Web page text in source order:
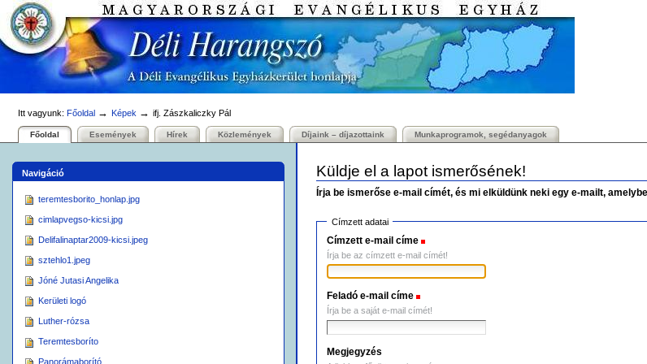
Tovább
tartalomhoz
|
Ugrás
Személyes
eszközök
Itt vagyunk: Főoldal →Képek →ifj. Zászkaliczky Pál
Bekezdések
Főoldal Események Hírek Közlemények Díjaink – díjazottaink Munkaprogramok, segédanyagok
Navigáció
teremtesborito_honlap.jpg
cimlapvegso-kicsi.jpg
Delifalinaptar2009-kicsi.jpeg
sztehlo1.jpeg
Jóné Jutasi Angelika
Kerületi logó
Luther-rózsa
Teremtesboríto
Panorámaborító
Küldje el a lapot ismerősének!
Írja be ismerőse e-mail címét, és mi elküldünk neki egy e-mailt,
Címzett adatai
Címzett e-mail címe
Írja be az címzett e-mail címét!
Feladó e-mail címe
Írja be a saját e-mail címét!
Megjegyzés